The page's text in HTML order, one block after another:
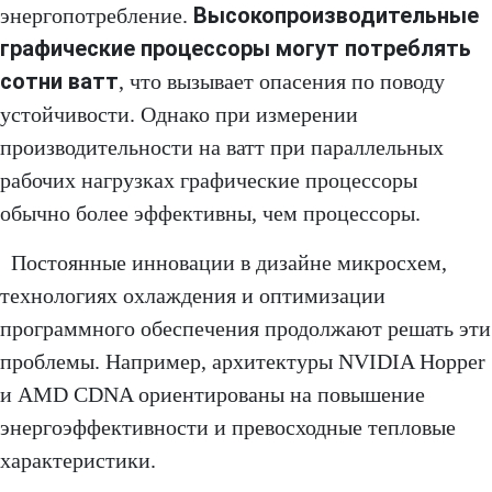
энергопотребление. Высокопроизводительные
графические процессоры могут потреблять
сотни ватт, что вызывает опасения по поводу
устойчивости. Однако при измерении
производительности на ватт при параллельных
рабочих нагрузках графические процессоры
обычно более эффективны, чем процессоры.
Постоянные инновации в дизайне микросхем,
технологиях охлаждения и оптимизации
программного обеспечения продолжают решать эти
проблемы. Например, архитектуры NVIDIA Hopper
и AMD CDNA ориентированы на повышение
энергоэффективности и превосходные тепловые
характеристики.